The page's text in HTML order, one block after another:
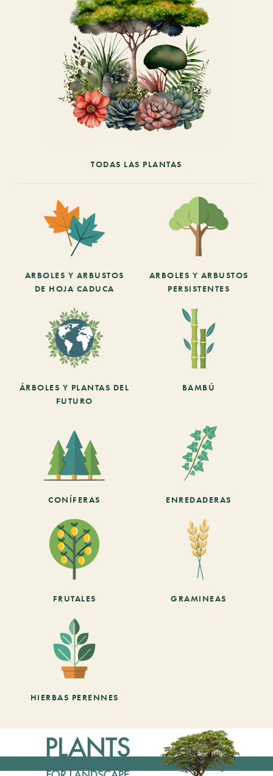
TODAS LAS PLANTAS
ARBOLES Y ARBUSTOS
DE HOJA CADUCA
ARBOLES Y ARBUSTOS
PERSISTENTES
ÁRBOLES Y PLANTAS DEL
FUTURO
BAMBÚ
CONÍFERAS ENREDADERAS
FRUTALES GRAMINEAS
HIERBAS PERENNES